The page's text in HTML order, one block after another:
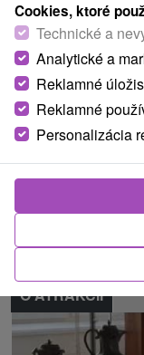
Našli ste chybu
O ATRAKCII
Cookies, ktoré
Technické a
Analytické a
Reklamné
Reklamné
Personalizácia